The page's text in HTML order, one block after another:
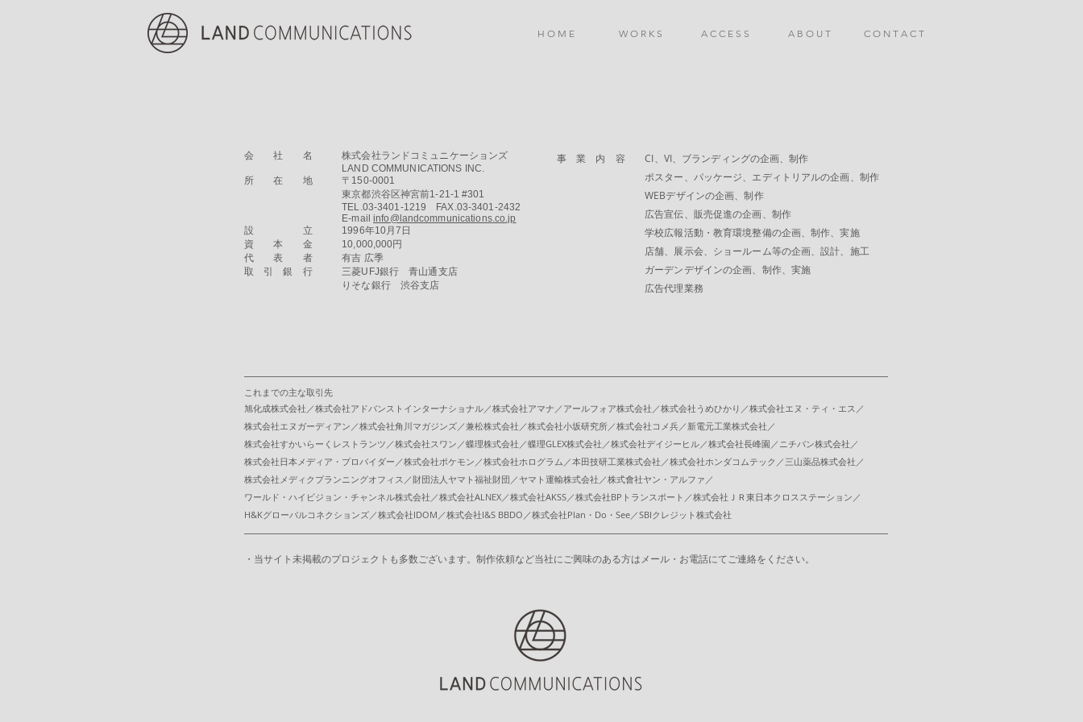
H O M E W O R K S A C C E S S A B O U T C O N T A C T
会 社 名 株式会社ランドコミュニケーションズ
LAND COMMUNICATIONS INC.
所 在 地 〒150-0001
東京都渋谷区神宮前1-21-1 #301
TEL.03-3401-1219 FAX.03-3401-2432
E-mailinfo@landcommunications.co.jp
設 立 1996年10月7日
資 本 金 10,000,000円
代 表 者 有吉 広季
取 引 銀 行 三菱UFJ銀行 青山通支店
りそな銀行 渋谷支店
事 業 内 容
CI、VI、ブランディングの企画、制作
ポスター、パッケージ、エディトリアルの企画、制作
WEBデザインの企画、制作
広告宣伝、販売促進の企画、制作
学校広報活動・教育環境整備の企画、制作、実施
店舗、展示会、ショールーム等の企画、設計、施工
ガーデンデザインの企画、制作、実施
広告代理業務
これまでの主な取引先
旭化成株式会社／株式会社アドバンストインターナショナル／株式会社アマナ／アールフォア株式会社／株式会社うめひかり／株式会社エヌ・ティ・エス／
株式会社エヌガーディアン／株式会社角川マガジンズ／兼松株式会社／株式会社小坂研究所／株式会社コメ兵／新電元工業株式会社／
株式会社すかいらーくレストランツ／株式会社スワン／蝶理株式会社／蝶理GLEX株式会社／株式会社デイジーヒル／株式会社長峰園／ニチバン株式会社／
株式会社日本メディア・プロバイダー／株式会社ポケモン／株式会社ホログラム／本田技研工業株式会社／株式会社ホンダコムテック／三山薬品株式会社／
株式会社メディクプランニングオフィス／財団法人ヤマト福祉財団／ヤマト運輸株式会社／株式會社ヤン・アルファ／
ワールド・ハイビジョン・チャンネル株式会社／株式会社ALNEX／株式会社AKSS／株式会社BPトランスポート／株式会社ＪＲ東日本クロスステーション／
H&Kグローバルコネクションズ／株式会社IDOM／株式会社I&S BBDO／株式会社Plan・Do・See／SBIクレジット株式会社
・当サイト未掲載のプロジェクトも多数ございます。制作依頼など当社にご興味のある方はメール・お電話にてご連絡をください。